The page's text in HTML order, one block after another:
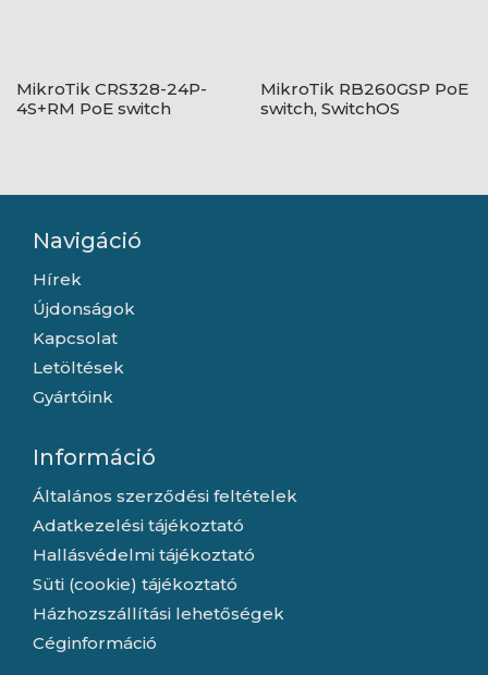
MikroTik CRS328-24P-
4S+RM PoE switch
MikroTik RB260GSP PoE
switch, SwitchOS
Navigáció
Hírek
Újdonságok
Kapcsolat
Letöltések
Gyártóink
Információ
Általános szerződési feltételek
Adatkezelési tájékoztató
Hallásvédelmi tájékoztató
Süti (cookie) tájékoztató
Házhozszállítási lehetőségek
Céginformáció